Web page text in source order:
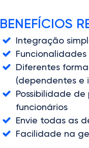
BENEFÍCIOS
Integração
Diferentes
(dependentes e
Possibilidade
funcionários
Envie todas as
Facilidade na